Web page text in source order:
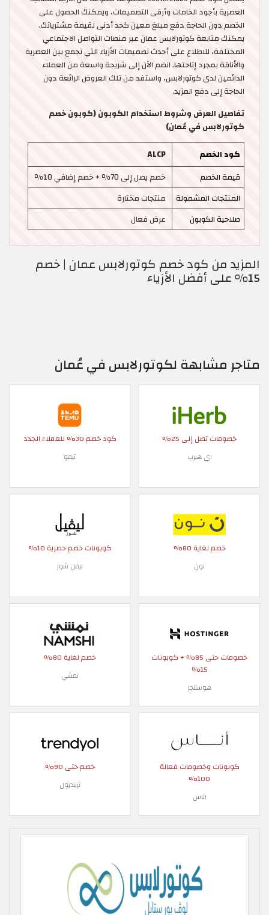
العصرية بأجود الخامات وأرقى التصميمات، ويمكنك الحصول على
الخصم دون الحاجة دفع مبلغ معين كحد أدنى لقيمة مشترياتك.
يمكنك متابعة كوتورلابس عمان عبر منصات التواصل الاجتماعي
المختلفة، للاطلاع على أحدث تصميمات الأزياء التي تجمع بين العصرية
والأناقة بمجرد إتاحتها. انضم الآن إلى شريحة واسعة من العملاء
الدائمين لدى كوتورلابس، واستفد من تلك العروض الرائعة دون
الحاجة إلى دفع المزيد.
تفاصيل العرض وشروط استخدام الكوبون (كوبون خصم
كوتورلابس في عُمان)
كود الخصم
ALCP
قيمة الخصم
خصم يصل إلى 70٪ + خصم إضافي 10٪
المنتجات المشمولة
منتجات مختارة
صلاحية الكوبون
عرض فعال
المزيد من كود خصم كوتورلابس عمان | خصم
15% على أفضل الأزياء
متاجر مشابهة لكوتورلابس في عُمان
خصومات تصل إلى 25%
اي هيرب
كود خصم 30% للعملاء الجدد
تيمو
خصم لغاية 80%
نون
كوبونات خصم حصرية 10%
ليفل شوز
خصومات حتى 85% + كوبونات
15%
هوستنجر
خصم لغاية 80%
نمشي
كوبونات وخصومات فعالة
100%
اناس
خصم حتى 90%
ترينديول